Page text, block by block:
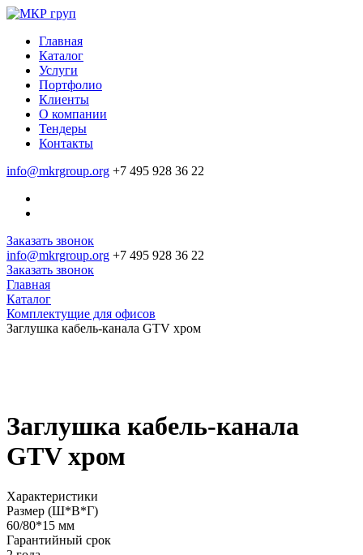
Главная
Каталог
Услуги
Портфолио
Клиенты
О компании
Тендеры
Контакты
info@mkrgroup.org +7 495 928 36 22
Заказать звонок
info@mkrgroup.org +7 495 928 36 22
Заказать звонок
Главная
Каталог
Комплектущие для офисов
Заглушка кабель-канала GTV хром
Заглушка кабель-канала
GTV хром
Характеристики
Размер (Ш*В*Г)
60/80*15 мм
Гарантийный срок